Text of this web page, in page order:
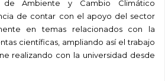
Ambiente y Cambio Climático
de contar con el apoyo del sector
en temas relacionados con la
científicas, ampliando así el trabajo
realizando con la universidad desde